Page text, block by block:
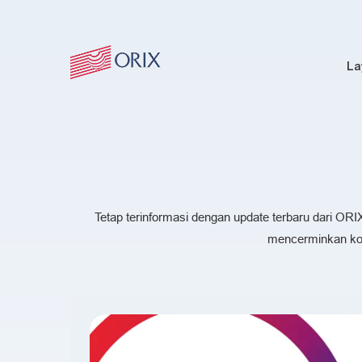
Tetap terinformasi dengan update terbaru dari
mencerminkan